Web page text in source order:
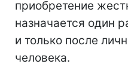
приобретение
назначается один
и только после
человека.